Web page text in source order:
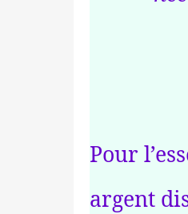
Pour
argent